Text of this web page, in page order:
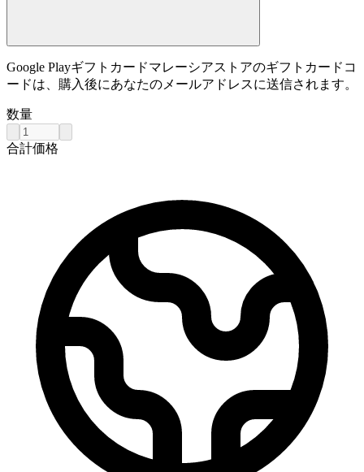
Google Playギフトカードマレーシアストアのギフトカードコ
ードは、購入後にあなたのメールアドレスに送信されます。
数量
合計価格